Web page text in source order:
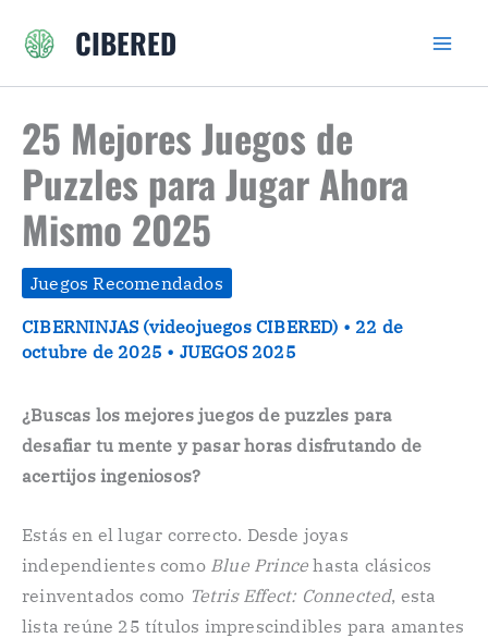
CIBERED
25 Mejores Juegos de
Puzzles para Jugar Ahora
Mismo 2025
Juegos Recomendados
CIBERNINJAS (videojuegos CIBERED) • 22 de
octubre de 2025 • JUEGOS 2025
¿Buscas los mejores juegos de puzzles para
desafiar tu mente y pasar horas disfrutando de
acertijos ingeniosos?
Estás en el lugar correcto. Desde joyas
independientes como Blue Prince hasta clásicos
reinventados como Tetris Effect: Connected, esta
lista reúne 25 títulos imprescindibles para amantes